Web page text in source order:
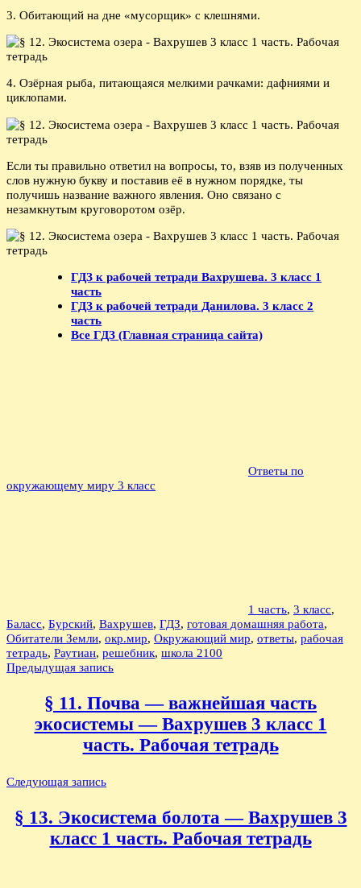
3. Обитающий на дне «мусорщик» с клешнями.
4. Озёрная рыба, питающаяся мелкими рачками: дафниями и
циклопами.
Если ты правильно ответил на вопросы, то, взяв из полученных
слов нужную букву и поставив её в нужном порядке, ты
получишь название важного явления. Оно связано с
незамкнутым круговоротом озёр.
ГДЗ к рабочей тетради Вахрушева. 3 класс 1
часть
ГДЗ к рабочей тетради Данилова. 3 класс 2
часть
Все ГДЗ (Главная страница сайта)
Ответы по
окружающему миру 3 класс
1 часть, 3 класс,
Баласс, Бурский, Вахрушев, ГДЗ, готовая домашняя работа,
Обитатели Земли, окр.мир, Окружающий мир, ответы, рабочая
тетрадь, Раутиан, решебник, школа 2100
Навигация
записям
Предыдущая запись
§ 11. Почва — важнейшая часть
экосистемы — Вахрушев 3 класс 1
часть. Рабочая тетрадь
Следующая запись
§ 13. Экосистема болота — Вахрушев 3
класс 1 часть. Рабочая тетрадь